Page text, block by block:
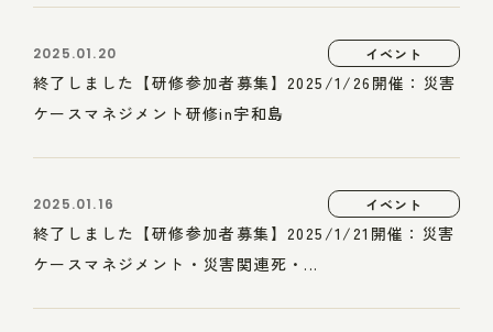
2025.01.20 イベント
終了しました【研修参加者募集】2025/1/26開催：災害
ケースマネジメント研修in宇和島
2025.01.16 イベント
終了しました【研修参加者募集】2025/1/21開催：災害
ケースマネジメント・災害関連死・...